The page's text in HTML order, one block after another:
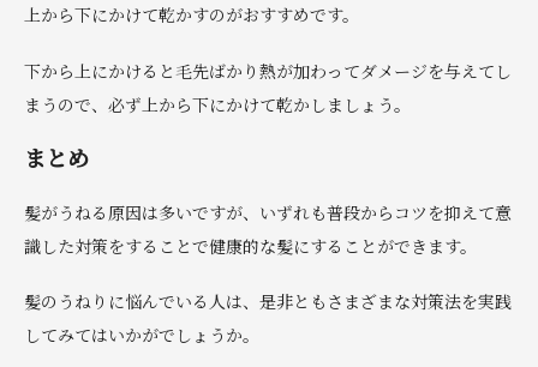
上から下にかけて乾かすのがおすすめです。
下から上にかけると毛先ばかり熱が加わってダメージを与えてし
まうので、必ず上から下にかけて乾かしましょう。
まとめ
髪がうねる原因は多いですが、いずれも普段からコツを抑えて意
識した対策をすることで健康的な髪にすることができます。
髪のうねりに悩んでいる人は、是非ともさまざまな対策法を実践
してみてはいかがでしょうか。